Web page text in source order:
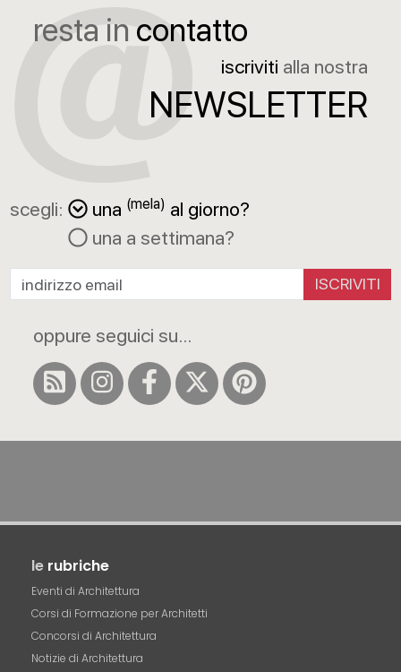
resta in contatto
iscriviti alla nostra
NEWSLETTER
scegli: una (mela) al giorno?
una a settimana?
ISCRIVITI
oppure seguici su...
le rubriche
Eventi di Architettura
Corsi di Formazione per Architetti
Concorsi di Architettura
Notizie di Architettura